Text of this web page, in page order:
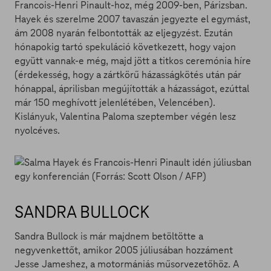
Francois-Henri Pinault-hoz, még 2009-ben, Párizsban.
Hayek és szerelme 2007 tavaszán jegyezte el egymást,
ám 2008 nyarán felbontották az eljegyzést. Ezután
hónapokig tartó spekuláció következett, hogy vajon
együtt vannak-e még, majd jött a titkos ceremónia híre
(érdekesség, hogy a zártkörű házasságkötés után pár
hónappal, áprilisban megújították a házasságot, ezúttal
már 150 meghívott jelenlétében, Velencében).
Kislányuk, Valentina Paloma szeptember végén lesz
nyolcéves.
SANDRA BULLOCK
Sandra Bullock is már majdnem betöltötte a
negyvenkettőt, amikor 2005 júliusában hozzáment
Jesse Jameshez, a motormániás műsorvezetőhöz. A